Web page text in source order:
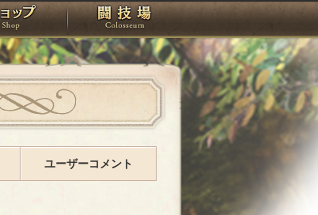
ショップ 闘技場
ユーザーコメント